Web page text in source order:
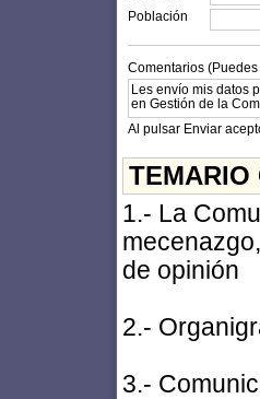
Población
Comentarios
Al pulsar Enviar
TEMARIO
1.- La
de opinión
2.-
3.-